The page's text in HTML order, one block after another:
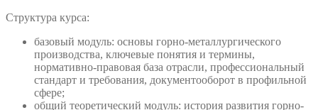
Структура курса:
базовый модуль: основы горно-металлургического
производства, ключевые понятия и термины,
нормативно-правовая база отрасли, профессиональный
стандарт и требования, документооборот в профильной
сфере;
общий теоретический модуль: история развития горно-